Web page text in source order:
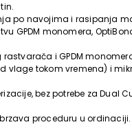
po navojima i rasipanja
GPDM monomera,
i GPDM
vlage tokom vremena) i
bez potrebe za Dual
proceduru u ordinaciji.